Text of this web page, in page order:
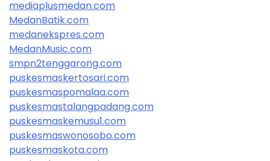
mediaplusmedan.com
MedanBatik.com
medanekspres.com
MedanMusic.com
smpn2tenggarong.com
puskesmaskertosari.com
puskesmaspomalaa.com
puskesmastalangpadang.com
puskesmaskemusu1.com
puskesmaswonosobo.com
puskesmaskota.com